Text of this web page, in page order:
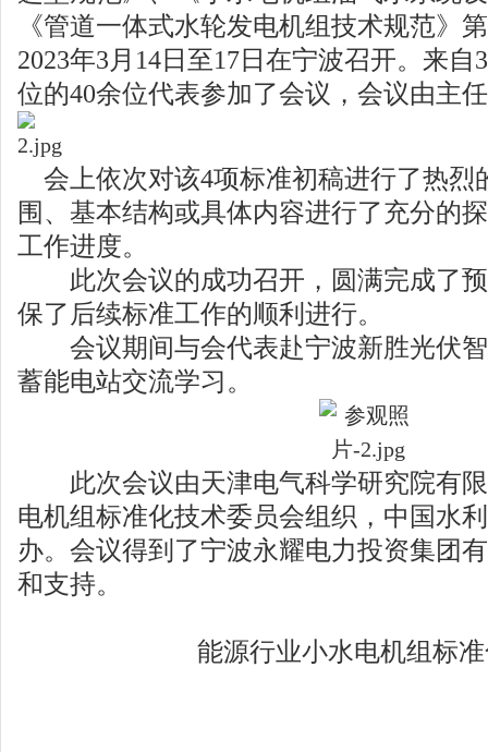
《管道一体式水轮发电机组技术规范》
2023年3月14日至17日在宁波召开。来
位的40余位代表参加了会议，会议由主
会上依次对该4项标准初稿进行了热烈
围、基本结构或具体内容进行了充分的
工作进度。
此次会议的成功召开，圆满完成了预
保了后续标准工作的顺利进行。
会议期间与会代表赴宁波新胜光伏智
蓄能电站交流学习。
此次会议由天津电气科学研究院有限
电机组标准化技术委员会组织，中国水
办。会议得到了宁波永耀电力投资集团
和支持。
能源行业小水电机组标